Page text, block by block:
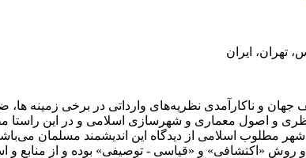
تهران، ایران
و ناکارآمدی نظریه‌های وارداتی در برخی زمینه ها،
و اصول معماری و شهرسازی اسلامی و در این راستا
مطلوب اسلامی از دیدگاه این اندیشمند مسلمان
روش «اکتشافی» و «قیاسی - توصیفی» بوده و از منابع و